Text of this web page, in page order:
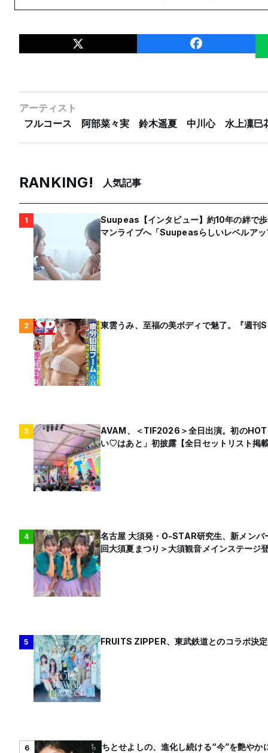
アーティスト
フルコース
阿部菜々実 鈴木遥夏 中川心 水上凜巳
RANKING! 人気記事
1
Suupeas【インタビュー】約10年の絆で
マンライブへ「Suupeasらしいレベルア
2 東雲うみ、至福の美ボディで魅了。『週刊
3
AVAM、＜TIF2026＞全日出演。初の
い♡はあと」初披露【全日セットリスト掲
4
名古屋 大須発・O-STAR研究生、新メン
回大須夏まつり＞大須観音メインステージ
5 FRUITS ZIPPER、東武鉄道とのコラボ決定
6
ちとせよしの、進化し続ける“今”を艶や